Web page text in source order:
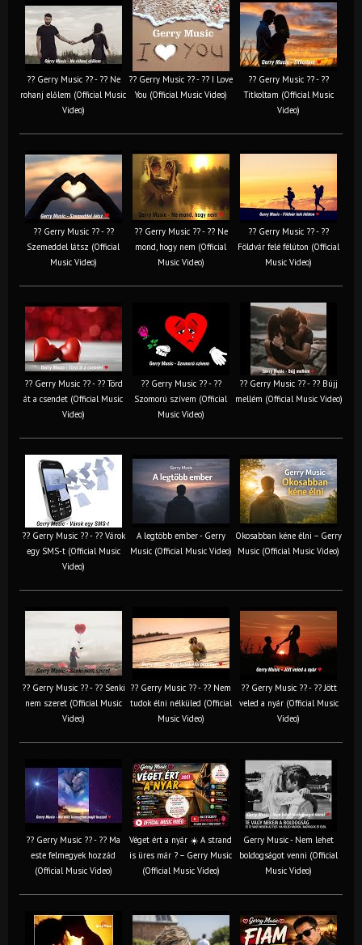
?? Gerry Music ?? - ?? Ne
rohanj előlem (Official Music
Video)
?? Gerry Music ?? - ?? I Love
You (Official Music Video)
?? Gerry Music ?? - ??
Titkoltam (Official Music
Video)
?? Gerry Music ?? - ??
Szemeddel látsz (Official
Music Video)
?? Gerry Music ?? - ?? Ne
mond, hogy nem (Official
Music Video)
?? Gerry Music ?? - ??
Földvár felé félúton (Official
Music Video)
?? Gerry Music ?? - ?? Törd
át a csendet (Official Music
Video)
?? Gerry Music ?? - ??
Szomorú szívem (Official
Music Video)
?? Gerry Music ?? - ?? Bújj
mellém (Official Music Video)
?? Gerry Music ?? - ?? Várok
egy SMS-t (Official Music
Video)
A legtöbb ember - Gerry
Music (Official Music Video)
Okosabban kéne élni – Gerry
Music (Official Music Video)
?? Gerry Music ?? - ?? Senki
nem szeret (Official Music
Video)
?? Gerry Music ?? - ?? Nem
tudok élni nélküled (Official
Music Video)
?? Gerry Music ?? - ?? Jött
veled a nyár (Official Music
Video)
?? Gerry Music ?? - ?? Ma
este felmegyek hozzád
(Official Music Video)
Véget ért a nyár ☀️ A strand
is üres már ? – Gerry Music
(Official Music Video)
Gerry Music - Nem lehet
boldogságot venni (Official
Music Video)